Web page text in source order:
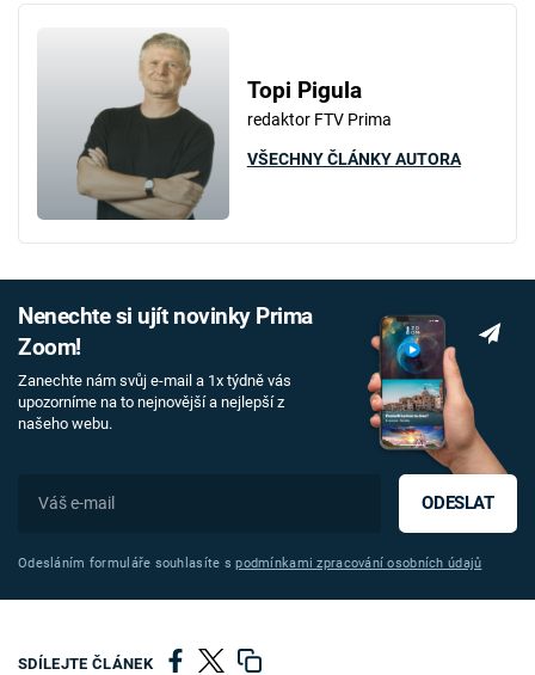
Topi Pigula
redaktor FTV Prima
VŠECHNY ČLÁNKY AUTORA
Nenechte si ujít novinky Prima
Zoom!
Zanechte nám svůj e-mail a 1x týdně vás
upozorníme na to nejnovější a nejlepší z
našeho webu.
ODESLAT
Odesláním formuláře souhlasíte spodmínkami zpracování osobních údajů
SDÍLEJTE ČLÁNEK